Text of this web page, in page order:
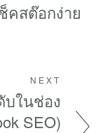
คสต๊อกง่าย
NEXT
บในช่อง
SEO)